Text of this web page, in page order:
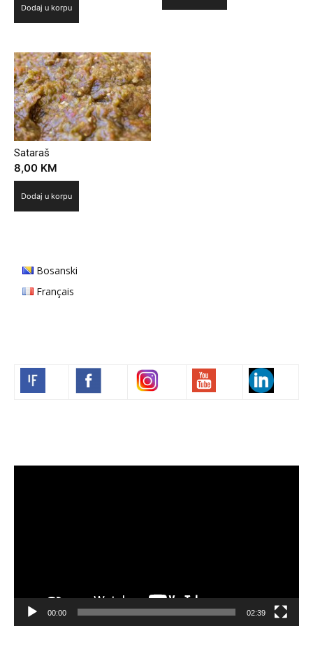
Dodaj u korpu
Sataraš
8,00 KM
Dodaj u korpu
Bosanski
Français
00:00 02:39